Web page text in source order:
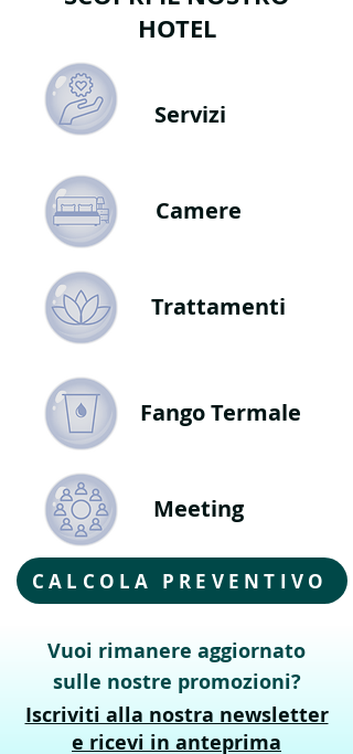
HOTEL
Servizi
Camere
Trattamenti
Fango Termale
Meeting
CALCOLA PREVENTIVO
Vuoi rimanere aggiornato
sulle nostre promozioni?
Iscriviti alla nostra newsletter
e ricevi in anteprima